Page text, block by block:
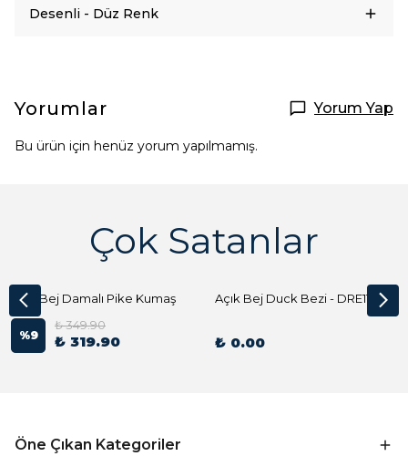
Desenli - Düz Renk
Yorumlar Yorum Yap
Bu ürün için henüz yorum yapılmamış.
Çok Satanlar
Açık Bej Damalı Pike Kumaş
%9
₺ 349.90
₺ 319.90
Açık Bej Duck Bezi - DRE1144 Kumaş Peçete
₺ 0.00
Öne Çıkan Kategoriler